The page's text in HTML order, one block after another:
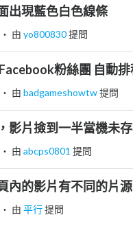
出現藍色白色線條
‧ 由 yo800830提問
粉絲團 自動
‧ 由 badgameshowtw提問
影片撿到一半當機未
‧ 由 abcps0801 提問
內的影片有不同的片
‧ 由 平行提問